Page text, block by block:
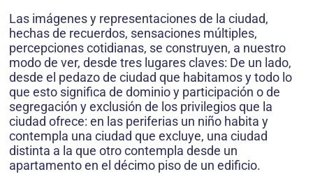
Las imágenes y representaciones de la ciudad,
hechas de recuerdos, sensaciones múltiples,
percepciones cotidianas, se construyen, a nuestro
modo de ver, desde tres lugares claves: De un lado,
desde el pedazo de ciudad que habitamos y todo lo
que esto significa de dominio y participación o de
segregación y exclusión de los privilegios que la
ciudad ofrece: en las periferias un niño habita y
contempla una ciudad que excluye, una ciudad
distinta a la que otro contempla desde un
apartamento en el décimo piso de un edificio.